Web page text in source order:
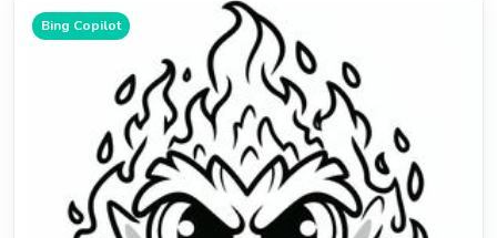
Bing Copilot